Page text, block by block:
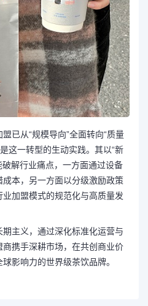
已从“规模导向”全面转向“质量
这一转型的生动实践。其以“新
解行业痛点，一方面通过设备
本，另一方面以分级激励政策
加盟模式的规范化与高质量发
主义，通过深化标准化运营与
携手深耕市场，在共创商业价
影响力的世界级茶饮品牌。